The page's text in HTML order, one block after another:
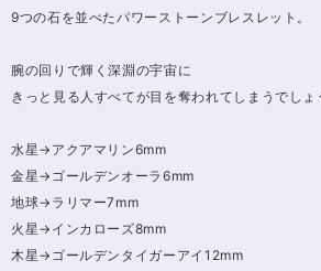
9つの石を並べたパワーストーンブレスレット。
腕の回りで輝く深淵の宇宙に
きっと見る人すべてが目を奪われてしまうでしょ
水星→アクアマリン6mm
金星→ゴールデンオーラ6mm
地球→ラリマー7mm
火星→インカローズ8mm
木星→ゴールデンタイガーアイ12mm